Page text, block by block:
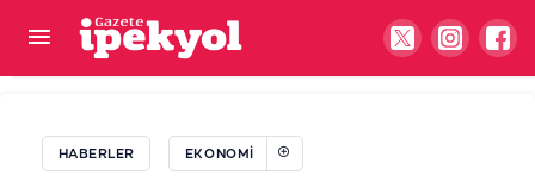
HABERLER EKONOMI
Şanlıurfa’da tarihi kaçıran emekli ömür boyu